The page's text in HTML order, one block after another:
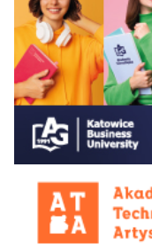
81-
93
Uniwersytet w
Siedlcach
90+
Akademia
Górnośląska im.
Korfantego w
Katowicach
Jakuba z Paradyża
w Gorzowie
Wielkopolskim